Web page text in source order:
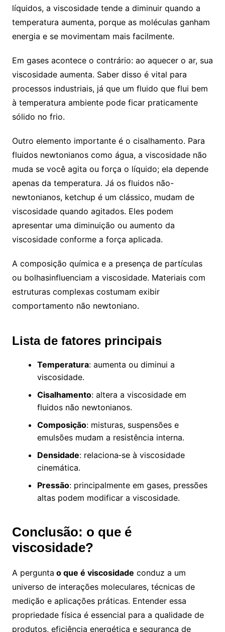
líquidos, a viscosidade tende a diminuir quando a
temperatura aumenta, porque as moléculas ganham
energia e se movimentam mais facilmente.
Em gases acontece o contrário: ao aquecer o ar, sua
viscosidade aumenta. Saber disso é vital para
processos industriais, já que um fluido que flui bem
à temperatura ambiente pode ficar praticamente
sólido no frio.
Outro elemento importante é o cisalhamento. Para
fluidos newtonianos como água, a viscosidade não
muda se você agita ou força o líquido; ela depende
apenas da temperatura. Já os fluidos não-
newtonianos, ketchup é um clássico, mudam de
viscosidade quando agitados. Eles podem
apresentar uma diminuição ou aumento da
viscosidade conforme a força aplicada.
A composição química e a presença de partículas
ou bolhasinfluenciam a viscosidade. Materiais com
estruturas complexas costumam exibir
comportamento não newtoniano.
Lista de fatores principais
Temperatura: aumenta ou diminui a
viscosidade.
Cisalhamento: altera a viscosidade em
fluidos não newtonianos.
Composição: misturas, suspensões e
emulsões mudam a resistência interna.
Densidade: relaciona‑se à viscosidade
cinemática.
Pressão: principalmente em gases, pressões
altas podem modificar a viscosidade.
Conclusão: o que é
viscosidade?
A pergunta o que é viscosidade conduz a um
universo de interações moleculares, técnicas de
medição e aplicações práticas. Entender essa
propriedade física é essencial para a qualidade de
produtos, eficiência energética e segurança de